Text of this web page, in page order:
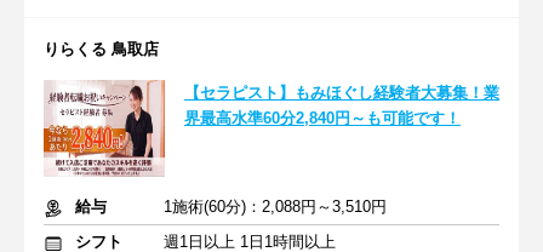
りらくる 鳥取店
【セラピスト】もみほぐし経験者大募集！業
界最高水準60分2,840円～も可能です！
給与
1施術(60分)：2,088円～3,510円
シフト
週1日以上 1日1時間以上